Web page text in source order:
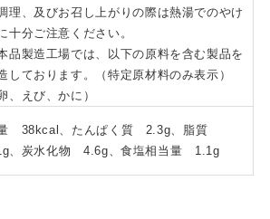
理、及びお召し上がりの際は熱湯でのやけ
十分ご注意ください。
品製造工場では、以下の原料を含む製品を
しております。（特定原材料のみ表示）
、えび、かに）
38kcal、たんぱく質 2.3g、脂質
、炭水化物 4.6g、食塩相当量 1.1g